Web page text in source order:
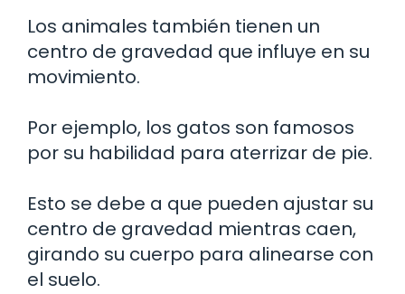
Los animales también tienen un
centro de gravedad que influye en su
movimiento.
Por ejemplo, los gatos son famosos
por su habilidad para aterrizar de pie.
Esto se debe a que pueden ajustar su
centro de gravedad mientras caen,
girando su cuerpo para alinearse con
el suelo.